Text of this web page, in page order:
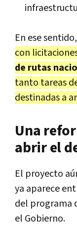
En ese sentido,
con
de rutas
tanto tareas
destinadas a
Una
abrir el
El proyecto
ya aparece
del programa
el Gobierno.